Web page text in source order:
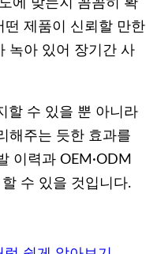
에 맞는지 꼼꼼히 확
떤 제품이 신뢰할 만한
녹아 있어 장기간 사
할 수 있을 뿐 아니라
해주는 듯한 효과를
이력과 OEM·ODM
수 있을 것입니다.